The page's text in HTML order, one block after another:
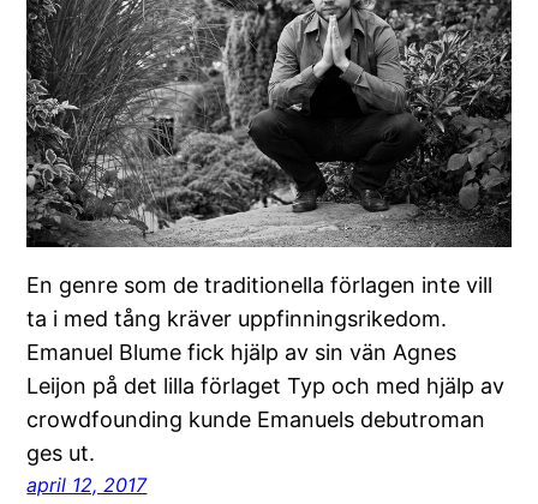
En genre som de traditionella förlagen inte vill
ta i med tång kräver uppfinningsrikedom.
Emanuel Blume fick hjälp av sin vän Agnes
Leijon på det lilla förlaget Typ och med hjälp av
crowdfounding kunde Emanuels debutroman
ges ut.
april 12, 2017